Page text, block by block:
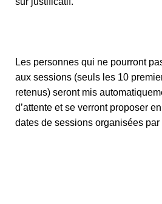
Les personnes qui ne pourront
aux sessions (seuls les 10
retenus) seront mis
d’attente et se verront proposer
dates de sessions organisées par